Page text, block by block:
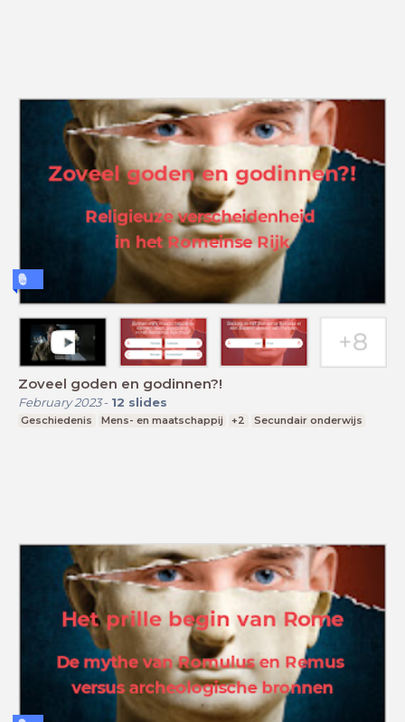
Zoveel goden en godinnen?!
February 2023- 12 slides
Geschiedenis Mens- en maatschappij +2 Secundair onderwijs